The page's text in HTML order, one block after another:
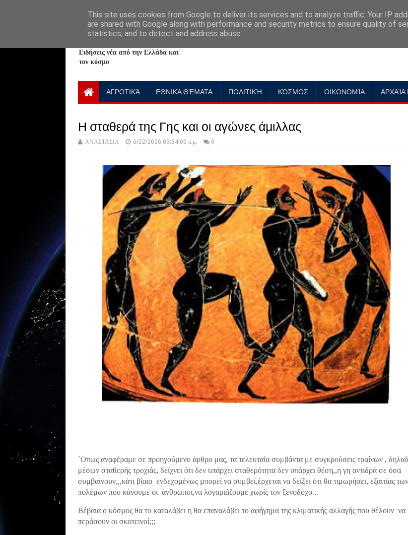
NewPlanet09
Ειδήσεις νέα από την Ελλάδα και
τον κόσμο
ΑΓΡΟΤΙΚΆ ΕΘΝΙΚΆ ΘΈΜΑΤΑ ΠΟΛΙΤΙΚΉ ΚΌΣΜΟΣ ΟΙΚΟΝΟΜΊΑ
Η σταθερά της Γης και οι αγώνες άμιλλας
ΑΝΑΣΤΑΣΙΑ 6/22/2026 05:34:00 μ.μ. 0
΄Οπως αναφέραμε σε προηγούμενο άρθρο μας, τα τελευταία συμβάντα με συγκρούσεις τραίνων ,
μέσων σταθερής τροχιάς, δείχνει ότι δεν υπάρχει σταθερότητα δεν υπάρχει θέση,,η γη αντιδρά σε όσα
συμβαίνουν,,,κάτι βίαιο ενδεχομένως μπορεί να συμβεί,έρχεται να δείξει ότι θα τιμωρήσει, εξαιτίας των
πολέμων που κάνουμε οι άνθρωποι,να λογαριάζουμε χωρίς τον ξενοδόχο...
Βέβαια ο κόσμος θα το καταλάβει η θα επαναλάβει το αφήγημα της κλιματικής αλλαγής που θέλουν να
περάσουν οι σκοτεινοί;;;
This site uses cookies from Google to deliver its services and to analyze traffic. Your IP
are shared with Google along with performance and security metrics to ensure quality of
statistics, and to detect and address abuse.